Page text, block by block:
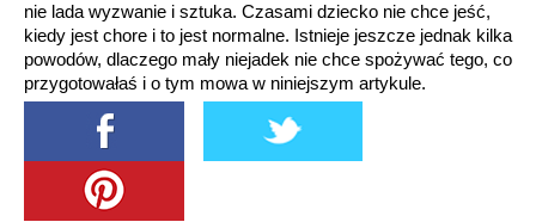
nie lada wyzwanie i sztuka. Czasami dziecko nie chce jeść,
kiedy jest chore i to jest normalne. Istnieje jeszcze jednak kilka
powodów, dlaczego mały niejadek nie chce spożywać tego, co
przygotowałaś i o tym mowa w niniejszym artykule.